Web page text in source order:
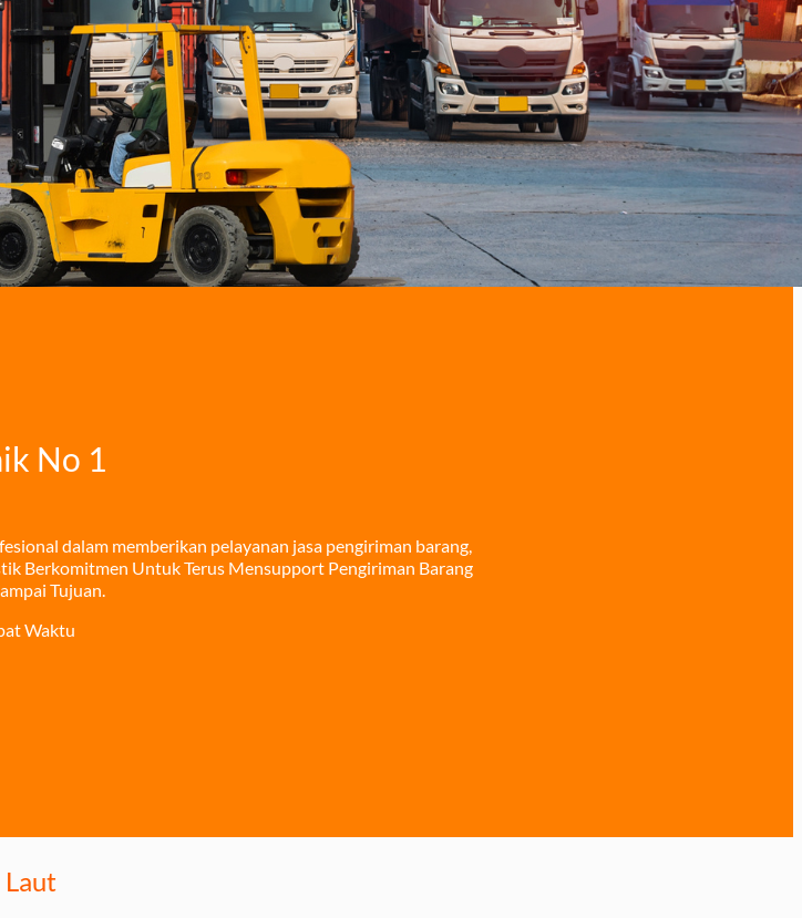
No 1
dalam memberikan pelayanan jasa pengiriman barang,
Berkomitmen Untuk Terus Mensupport Pengiriman Barang
Tujuan.
Waktu
Laut